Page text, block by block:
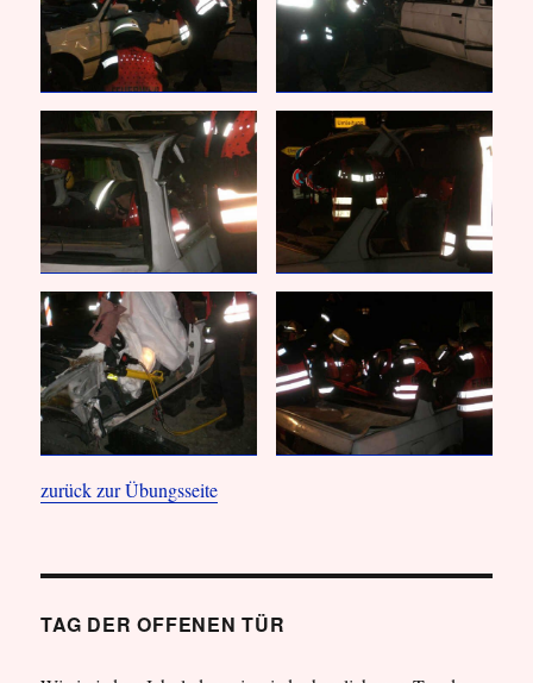
zurück zur Übungsseite
TAG DER OFFENEN TÜR